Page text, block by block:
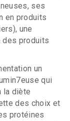
ses
en produits
une
des produits
un
qui
la diète
des choix et
protéines